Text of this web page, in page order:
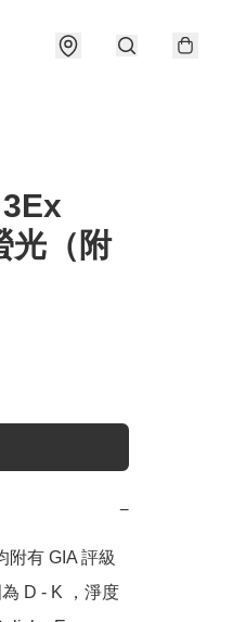
光（附
−
附有 GIA 評級
D - K ，淨度